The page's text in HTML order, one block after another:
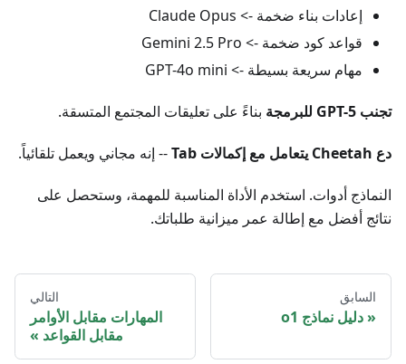
إعادات بناء ضخمة -> Claude Opus
قواعد كود ضخمة -> Gemini 2.5 Pro
مهام سريعة بسيطة -> GPT-4o mini
تجنب GPT-5 للبرمجة بناءً على تعليقات المجتمع المتسقة.
دع Cheetah يتعامل مع إكمالات Tab -- إنه مجاني ويعمل تلقائياً.
النماذج أدوات. استخدم الأداة المناسبة للمهمة، وستحصل على
نتائج أفضل مع إطالة عمر ميزانية طلباتك.
السابق
دليل نماذج o1
التالي
المهارات مقابل الأوامر
مقابل القواعد